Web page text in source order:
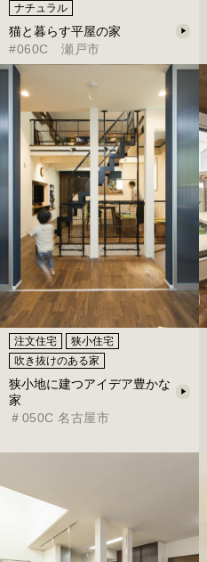
ナチュラル
猫と暮らす平屋の家
#060C 瀬戸市
注文住宅
狭小住宅
吹き抜けのある家
狭小地に建つアイデア豊かな
家
＃050C 名古屋市